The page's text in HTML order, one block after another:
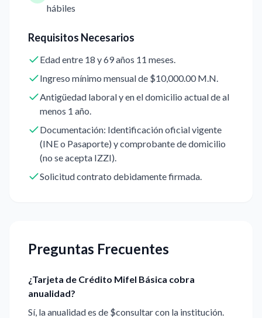
hábiles
Requisitos Necesarios
Edad entre 18 y 69 años 11 meses.
Ingreso mínimo mensual de $10,000.00 M.N.
Antigüedad laboral y en el domicilio actual de al
menos 1 año.
Documentación: Identificación oficial vigente
(INE o Pasaporte) y comprobante de domicilio
(no se acepta IZZI).
Solicitud contrato debidamente firmada.
Preguntas Frecuentes
¿Tarjeta de Crédito Mifel Básica cobra
anualidad?
Sí, la anualidad es de $consultar con la institución.